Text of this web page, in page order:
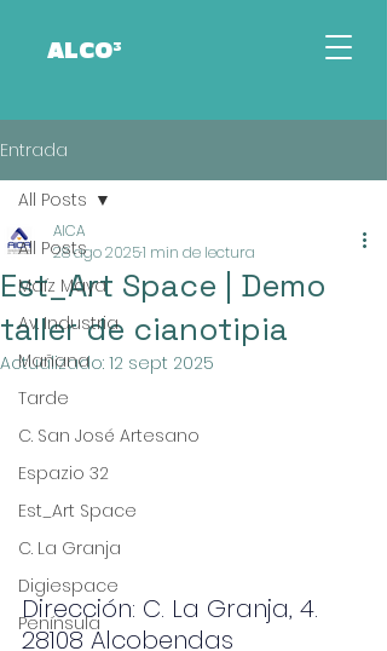
ALCO³
Entrada
All Posts
Maíz Maya
Av. Industria
Mañana
Tarde
C. San José Artesano
Espazio 32
Est_Art Space
C. La Granja
Digiespace
Península
All Posts
Est_Art Space | Demo
taller de cianotipia
AICA
28 ago 20251 min de lectura
Actualizado: 12 sept 2025
Dirección: C. La Granja, 4.
28108 Alcobendas